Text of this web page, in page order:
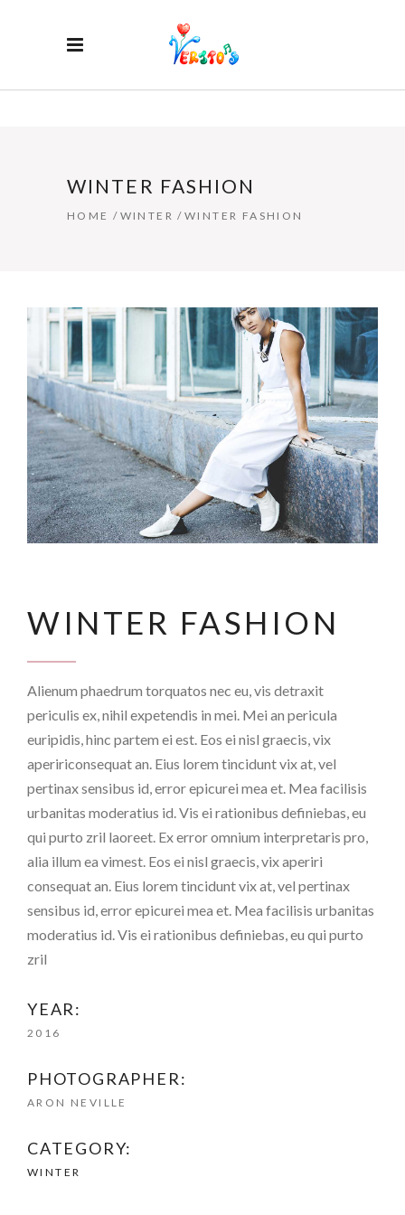
WINTER FASHION
HOME / WINTER /WINTER FASHION
WINTER FASHION
Alienum phaedrum torquatos nec eu, vis detraxit
periculis ex, nihil expetendis in mei. Mei an pericula
euripidis, hinc partem ei est. Eos ei nisl graecis, vix
apeririconsequat an. Eius lorem tincidunt vix at, vel
pertinax sensibus id, error epicurei mea et. Mea facilisis
urbanitas moderatius id. Vis ei rationibus definiebas, eu
qui purto zril laoreet. Ex error omnium interpretaris pro,
alia illum ea vimest. Eos ei nisl graecis, vix aperiri
consequat an. Eius lorem tincidunt vix at, vel pertinax
sensibus id, error epicurei mea et. Mea facilisis urbanitas
moderatius id. Vis ei rationibus definiebas, eu qui purto
zril
YEAR:
2016
PHOTOGRAPHER:
ARON NEVILLE
CATEGORY:
WINTER